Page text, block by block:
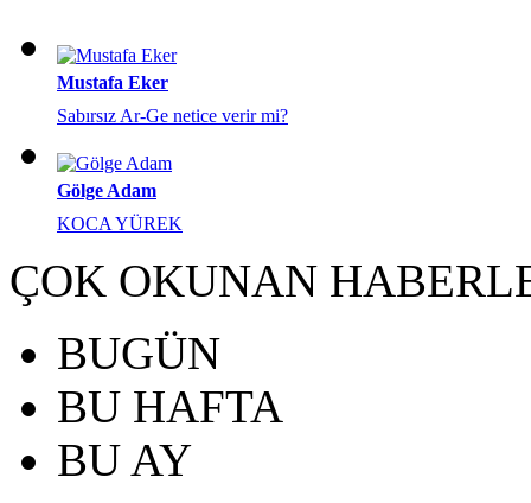
Mustafa Eker
Sabırsız Ar-Ge netice verir mi?
Gölge Adam
KOCA YÜREK
ÇOK OKUNAN
BUGÜN
BU HAFTA
BU AY